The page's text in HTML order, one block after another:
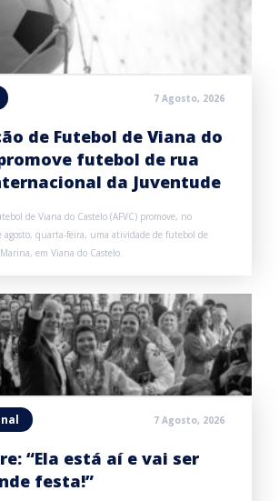
7 Agosto, 2026
de Futebol de Viana do
futebol de rua
da Juventude
de Viana do Castelo (AFVC) promove, no
agosto, quarta-feira, uma atividade de futebol de
em Viana do Castelo.
7 Agosto, 2026
“Ela está aí e vai ser
festa!”